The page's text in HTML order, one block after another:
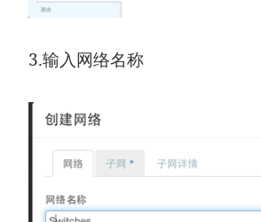
3.输入网络名称